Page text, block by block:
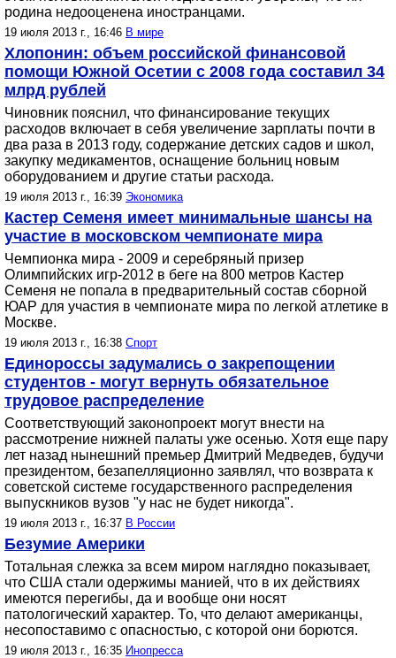
родина недооценена иностранцами.
19 июля 2013 г., 16:46 В мире
Хлопонин: объем российской финансовой
помощи Южной Осетии с 2008 года составил 34
млрд рублей
Чиновник пояснил, что финансирование текущих
расходов включает в себя увеличение зарплаты почти в
два раза в 2013 году, содержание детских садов и школ,
закупку медикаментов, оснащение больниц новым
оборудованием и другие статьи расхода.
19 июля 2013 г., 16:39 Экономика
Кастер Семеня имеет минимальные шансы на
участие в московском чемпионате мира
Чемпионка мира - 2009 и серебряный призер
Олимпийских игр-2012 в беге на 800 метров Кастер
Семеня не попала в предварительный состав сборной
ЮАР для участия в чемпионате мира по легкой атлетике в
Москве.
19 июля 2013 г., 16:38 Спорт
Единороссы задумались о закрепощении
студентов - могут вернуть обязательное
трудовое распределение
Соответствующий законопроект могут внести на
рассмотрение нижней палаты уже осенью. Хотя еще пару
лет назад нынешний премьер Дмитрий Медведев, будучи
президентом, безапелляционно заявлял, что возврата к
советской системе государственного распределения
выпускников вузов "у нас не будет никогда".
19 июля 2013 г., 16:37 В России
Безумие Америки
Тотальная слежка за всем миром наглядно показывает,
что США стали одержимы манией, что в их действиях
имеются перегибы, да и вообще они носят
патологический характер. То, что делают американцы,
несопоставимо с опасностью, с которой они борются.
19 июля 2013 г., 16:35 Инопресса